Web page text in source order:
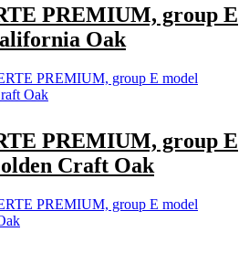
PREMIUM, group E
Oak
PREMIUM, group E
Craft Oak